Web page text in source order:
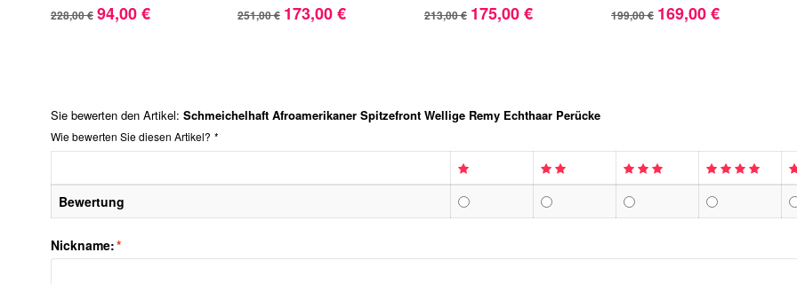
228,00 € 94,00 € 251,00 € 173,00 € 213,00 € 175,00 € 199,00 € 169,00 €
Sie bewerten den Artikel: Schmeichelhaft Afroamerikaner Spitzefront Wellige Remy Echthaar Perücke
Wie bewerten Sie diesen Artikel? *
Bewertung
*
Nickname: